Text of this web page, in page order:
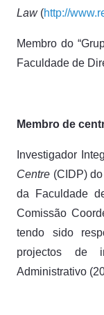
Law(http://
Membro do
Faculdade de
Membro de
Investigador
Centre (CIDP)
da Faculdade
Comissão
tendo sido
projectos de
Administrativo